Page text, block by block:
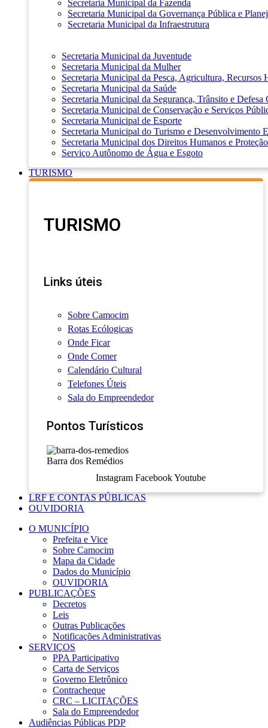
Secretaria Municipal da Fazenda
Secretaria Municipal da Governança Pública e
Secretaria Municipal da Infraestrutura
Secretaria Municipal da Juventude
Secretaria Municipal da Mulher
Secretaria Municipal da Pesca, Agricultura, Recursos
Secretaria Municipal da Saúde
Secretaria Municipal da Segurança, Trânsito e Defesa
Secretaria Municipal de Conservação e Serviços
Secretaria Municipal de Esporte
Secretaria Municipal do Turismo e Desenvolvimento
Secretaria Municipal dos Direitos Humanos e
Serviço Autônomo de Água e Esgoto
TURISMO
TURISMO
Links úteis
Sobre Camocim
Rotas Ecólogicas
Onde Ficar
Onde Comer
Calendário Cultural
Telefones Úteis
Sala do Empreendedor
Pontos Turísticos
Barra dos Remédios
Instagram Facebook Youtube
LRF E CONTAS PÚBLICAS
OUVIDORIA
O MUNICÍPIO
Prefeita e Vice
Sobre Camocim
Mapa da Cidade
Dados do Município
OUVIDORIA
PUBLICAÇÕES
Decretos
Leis
Outras Publicações
Notificações Administrativas
SERVIÇOS
PPA Participativo
Carta de Serviços
Governo Eletrônico
Contracheque
CRC – LICITAÇÕES
Sala do Empreendedor
Audiências Públicas PDP